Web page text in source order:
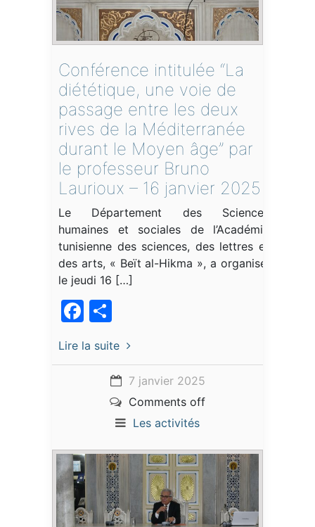
Conférence intitulée “La
diététique, une voie de
passage entre les deux
rives de la Méditerranée
durant le Moyen âge” par
le professeur Bruno
Laurioux – 16 janvier 2025
Le Département des Sciences
humaines et sociales de l’Académie
tunisienne des sciences, des lettres et
des arts, « Beït al-Hikma », a organisé,
le jeudi 16 […]
Facebook
Lire la suite
7 janvier 2025
Comments off
Les activités